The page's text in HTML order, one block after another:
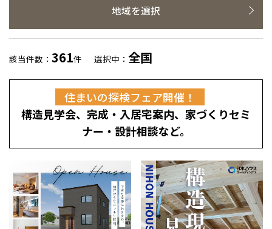
耐震構造
高耐久住宅
高断熱・高気密の家
エネルギー自給自足
感謝訪問・長期保証
直営工事
檜の魅力 トップ
檜と日本人
1000年を超えて生きる檜
知られざる檜の効果・作用
理想の木材「檜」
注文住宅
グレートステージ
平屋の家
外観・インテリア集
リフォーム トップ
選ばれる理由
リフォームの流れ
賃貸併用住宅のメリット
安心のサポートシステム
分譲住宅・土地
分譲マンション
地域を選択
該当件数： 361件 選択中： 全国
住まいの探検フェア開催！
構造見学会、完成・入居宅案内、家づくりセミ
ナー・設計相談など。